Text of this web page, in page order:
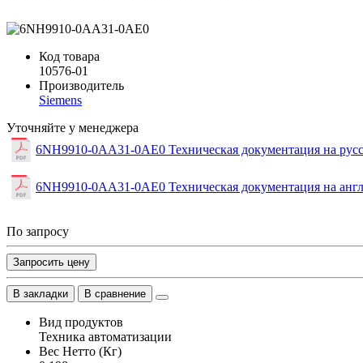
Код товара
10576-01
Производитель
Siemens
Уточняйте у менеджера
6NH9910-0AA31-0AE0 Техническая документация на
6NH9910-0AA31-0AE0 Техническая документация на
По запросу
Запросить цену
В закладки В сравнение
Вид продуктов
Техника автоматизации
Вес Нетто (Кг)